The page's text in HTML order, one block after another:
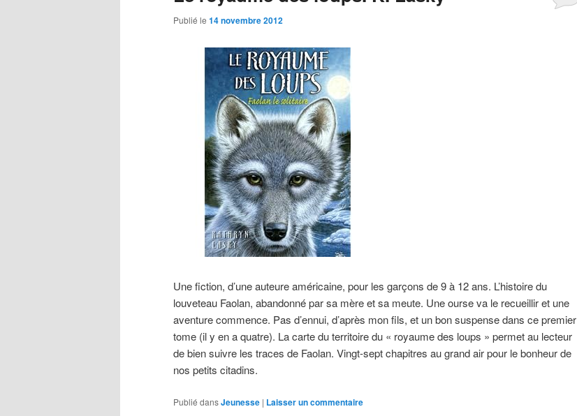
Publié le 14 novembre 2012
Une fiction, d’une auteure américaine, pour les garçons de 9 à 12 ans. L’histoire du
louveteau Faolan, abandonné par sa mère et sa meute. Une ourse va le recueillir et une
aventure commence. Pas d’ennui, d’après mon fils, et un bon suspense dans ce premier
tome (il y en a quatre). La carte du territoire du « royaume des loups » permet au lecteur
de bien suivre les traces de Faolan. Vingt-sept chapitres au grand air pour le bonheur de
nos petits citadins.
Publié dansJeunesse | Laisser un commentaire